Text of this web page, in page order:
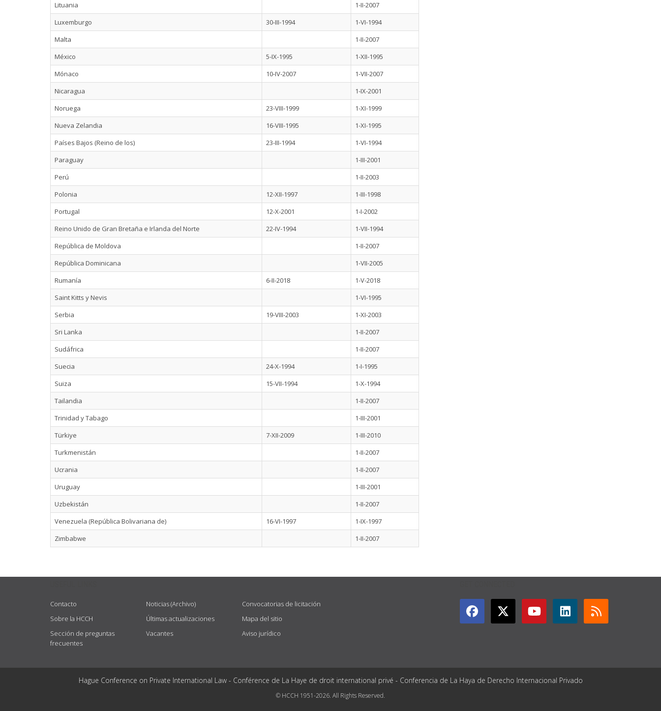
Lituania
1-II-2007
Luxemburgo
30-III-1994
1-VI-1994
Malta
1-II-2007
México
5-IX-1995
1-XII-1995
Mónaco
10-IV-2007
1-VII-2007
Nicaragua
1-IX-2001
Noruega
23-VIII-1999
1-XI-1999
Nueva Zelandia
16-VIII-1995
1-XI-1995
Países Bajos (Reino de los)
23-III-1994
1-VI-1994
Paraguay
1-III-2001
Perú
1-II-2003
Polonia
12-XII-1997
1-III-1998
Portugal
12-X-2001
1-I-2002
Reino Unido de Gran Bretaña e Irlanda del Norte
22-IV-1994
1-VII-1994
República de Moldova
1-II-2007
República Dominicana
1-VII-2005
Rumanía
6-II-2018
1-V-2018
Saint Kitts y Nevis
1-VI-1995
Serbia
19-VIII-2003
1-XI-2003
Sri Lanka
1-II-2007
Sudáfrica
1-II-2007
Suecia
24-X-1994
1-I-1995
Suiza
15-VII-1994
1-X-1994
Tailandia
1-II-2007
Trinidad y Tabago
1-III-2001
Türkiye
7-XII-2009
1-III-2010
Turkmenistán
1-II-2007
Ucrania
1-II-2007
Uruguay
1-III-2001
Uzbekistán
1-II-2007
Venezuela (República Bolivariana de)
16-VI-1997
1-IX-1997
Zimbabwe
1-II-2007
Contacto
Sobre la HCCH
Sección de preguntas
frecuentes
Noticias (Archivo)
Últimas actualizaciones
Vacantes
Convocatorias de licitación
Mapa del sitio
Aviso jurídico
Hague Conference on Private International Law - Conférence de La Haye de droit international privé - Conferencia de La Haya de Derecho Internacional Privado
© HCCH 1951-2026. All Rights Reserved.